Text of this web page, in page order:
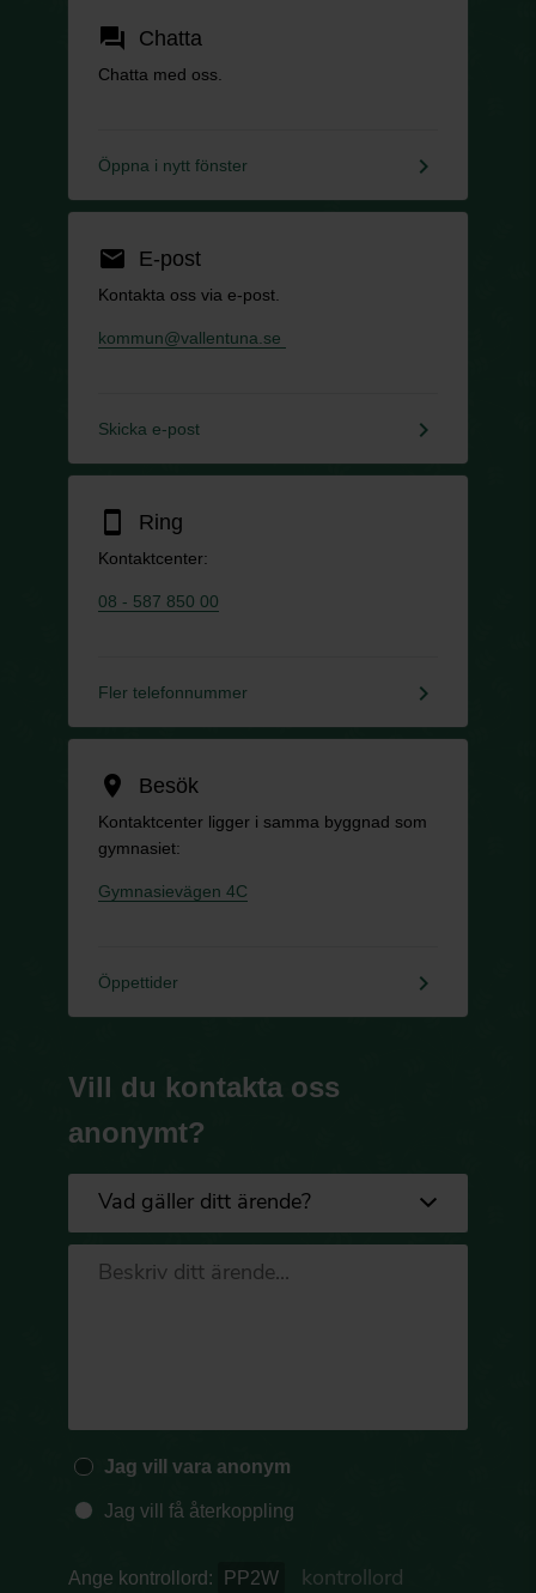
forum Chatta
Chatta med oss.
Öppna i nytt fönster keyboard_arrow_right
email E-post
Kontakta oss via e-post.
kommun@vallentuna.se
Skicka e-post keyboard_arrow_right
smartphone Ring
Kontaktcenter:
08 - 587 850 00
Fler telefonnummer keyboard_arrow_right
location_on Besök
Kontaktcenter ligger i samma byggnad som
gymnasiet:
Gymnasievägen 4C
Öppettider keyboard_arrow_right
Vill du kontakta oss
anonymt?
Jag vill vara anonym
Jag vill få återkoppling
Ange kontrollord: PP2W